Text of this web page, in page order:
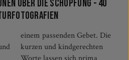
über die Schöpfung - 40